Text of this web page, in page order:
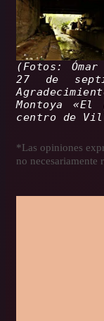
(Fotos: Ómar
27 de
Montoya
centro de
*Las opiniones
no